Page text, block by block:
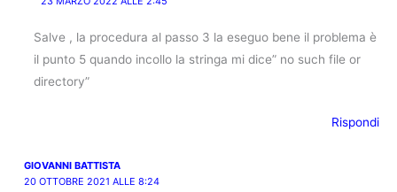
Salve , la procedura al passo 3 la eseguo bene il problema è
il punto 5 quando incollo la stringa mi dice” no such file or
directory”
Rispondi
GIOVANNI BATTISTA
20 OTTOBRE 2021 ALLE 8:24